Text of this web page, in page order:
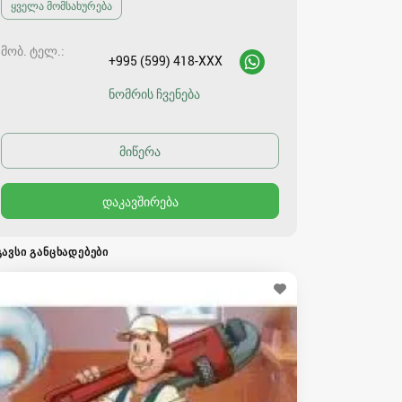
ყველა მომსახურება
მობ. ტელ.
+995 (599) 418-XXX
ნომრის ჩვენება
ᲒᲐᲜᲪᲮᲐᲓᲔᲑᲔᲑᲘ